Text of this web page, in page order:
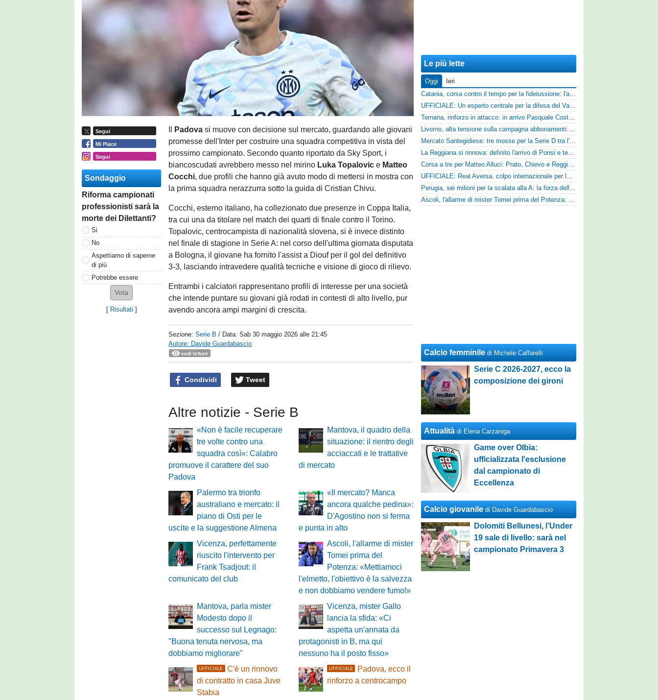
Segui
Mi Piace
Segui
Sondaggio
Riforma campionati
professionisti sarà la
morte dei Dilettanti?
Si
No
Aspettiamo di saperne
di più
Potrebbe essere
[ Risultati ]
Padovasi muove con decisione sul mercato, guardando alle giovani
promesse dell'Inter per costruire una squadra competitiva in vista del
prossimo campionato. Secondo quanto riportato da Sky Sport, i
biancoscudati avrebbero messo nel mirino Luka Topalovice Matteo
Cocchi, due profili che hanno già avuto modo di mettersi in mostra con
la prima squadra nerazzurra sotto la guida di Cristian Chivu.
Cocchi, esterno italiano, ha collezionato due presenze in Coppa Italia,
tra cui una da titolare nel match dei quarti di finale contro il Torino.
Topalovic, centrocampista di nazionalità slovena, si è invece distinto
nel finale di stagione in Serie A: nel corso dell'ultima giornata disputata
a Bologna, il giovane ha fornito l'assist a Diouf per il gol del definitivo
3-3, lasciando intravedere qualità tecniche e visione di gioco di rilievo.
Entrambi i calciatori rappresentano profili di interesse per una società
che intende puntare su giovani già rodati in contesti di alto livello, pur
avendo ancora ampi margini di crescita.
Sezione:Serie B / Data:Sab 30 maggio 2026 alle 21:45
Autore: Davide Guardabascio
vedi letture
Condividi Tweet
Altre notizie - Serie B
«Non è facile recuperare
tre volte contro una
squadra così»: Calabro
promuove il carattere del suo
Padova
Mantova, il quadro della
situazione: il rientro degli
acciaccati e le trattative
di mercato
Palermo tra trionfo
australiano e mercato: il
piano di Osti per le
uscite e la suggestione Almena
«Il mercato? Manca
ancora qualche pedina»:
D'Agostino non si ferma
e punta in alto
Vicenza, perfettamente
riuscito l'intervento per
Frank Tsadjout: il
comunicato del club
Ascoli, l'allarme di mister
Tomei prima del
Potenza: «Mettiamoci
l'elmetto, l'obiettivo è la salvezza
e non dobbiamo vendere fumo!»
Mantova, parla mister
Modesto dopo il
successo sul Legnago:
"Buona tenuta nervosa, ma
dobbiamo migliorare"
Vicenza, mister Gallo
lancia la sfida: «Ci
aspetta un'annata da
protagonisti in B, ma qui
nessuno ha il posto fisso»
UFFICIALE
C'è un rinnovo
di contratto in casa Juve
Stabia
UFFICIALE
Padova, ecco il
rinforzo a centrocampo
Le più lette
Oggi
Ieri
Catania, corsa contro il tempo per la fideiussione: l'annuncio della società e le ragioni dello slittamento
UFFICIALE: Un esperto centrale per la difesa del Vado
Ternana, rinforzo in attacco: in arrivo Pasquale Costanzo dalla Paganese
Livorno, alta tensione sulla campagna abbonamenti: la stoccata della Curva Nord alla società
Mercato Santegidiese: tre mosse per la Serie D tra l'ingaggio di Diakhate e due rinnovi chiave
La Reggiana si rinnova: definito l'arrivo di Ponsi e test con l'Alcione
Corsa a tre per Matteo Alluci: Prato, Chievo e Reggina sul centrocampista
UFFICIALE: Real Aversa, colpo internazionale per la difesa
Perugia, sei milioni per la scalata alla A: la forza della nuova societa e il progetto di Alessandro Gaucci
Ascoli, l'allarme di mister Tomei prima del Potenza: «Mettiamoci l'elmetto, l'obiettivo è la salvezza e non dobbiamo vendere fumo!»
Calcio femminile di Michele Caffarelli
Serie C 2026-2027, ecco la
composizione dei gironi
Attualità di Elena Carzaniga
Game over Olbia:
ufficializzata l'esclusione
dal campionato di
Eccellenza
Calcio giovanile di Davide Guardabascio
Dolomiti Bellunesi, l’Under
19 sale di livello: sarà nel
campionato Primavera 3